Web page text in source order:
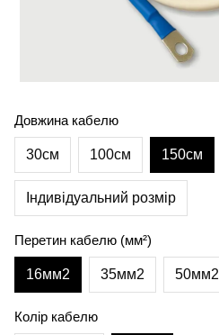
Довжина кабелю
30см 100см 150см
Індивідуальний розмір
Перетин кабелю (мм²)
16мм2 35мм2 50мм2
Колір кабелю